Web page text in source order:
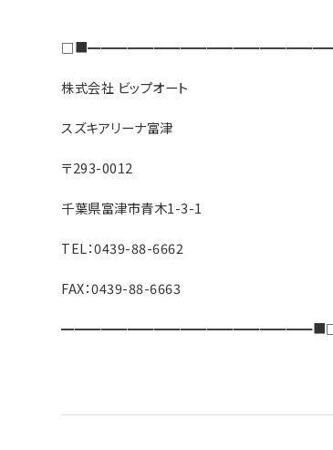
株式会社 ビップオート
スズキアリーナ富津
〒293-0012
千葉県富津市青木1-3-1
TEL：0439-88-6662
FAX：0439-88-6663